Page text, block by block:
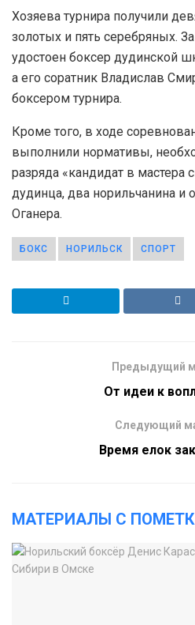
Хозяева турнира получили
золотых и пять серебряных.
удостоен боксер дудинской
а его соратник Владислав
боксером турнира.
Кроме того, в ходе
выполнили нормативы,
разряда «кандидат в мастера
дудинца, два норильчанина и
Оганера.
БОКС НОРИЛЬСК СПОРТ
Предыдущий
От идеи к
Следующий
Время елок
МАТЕРИАЛЫ С